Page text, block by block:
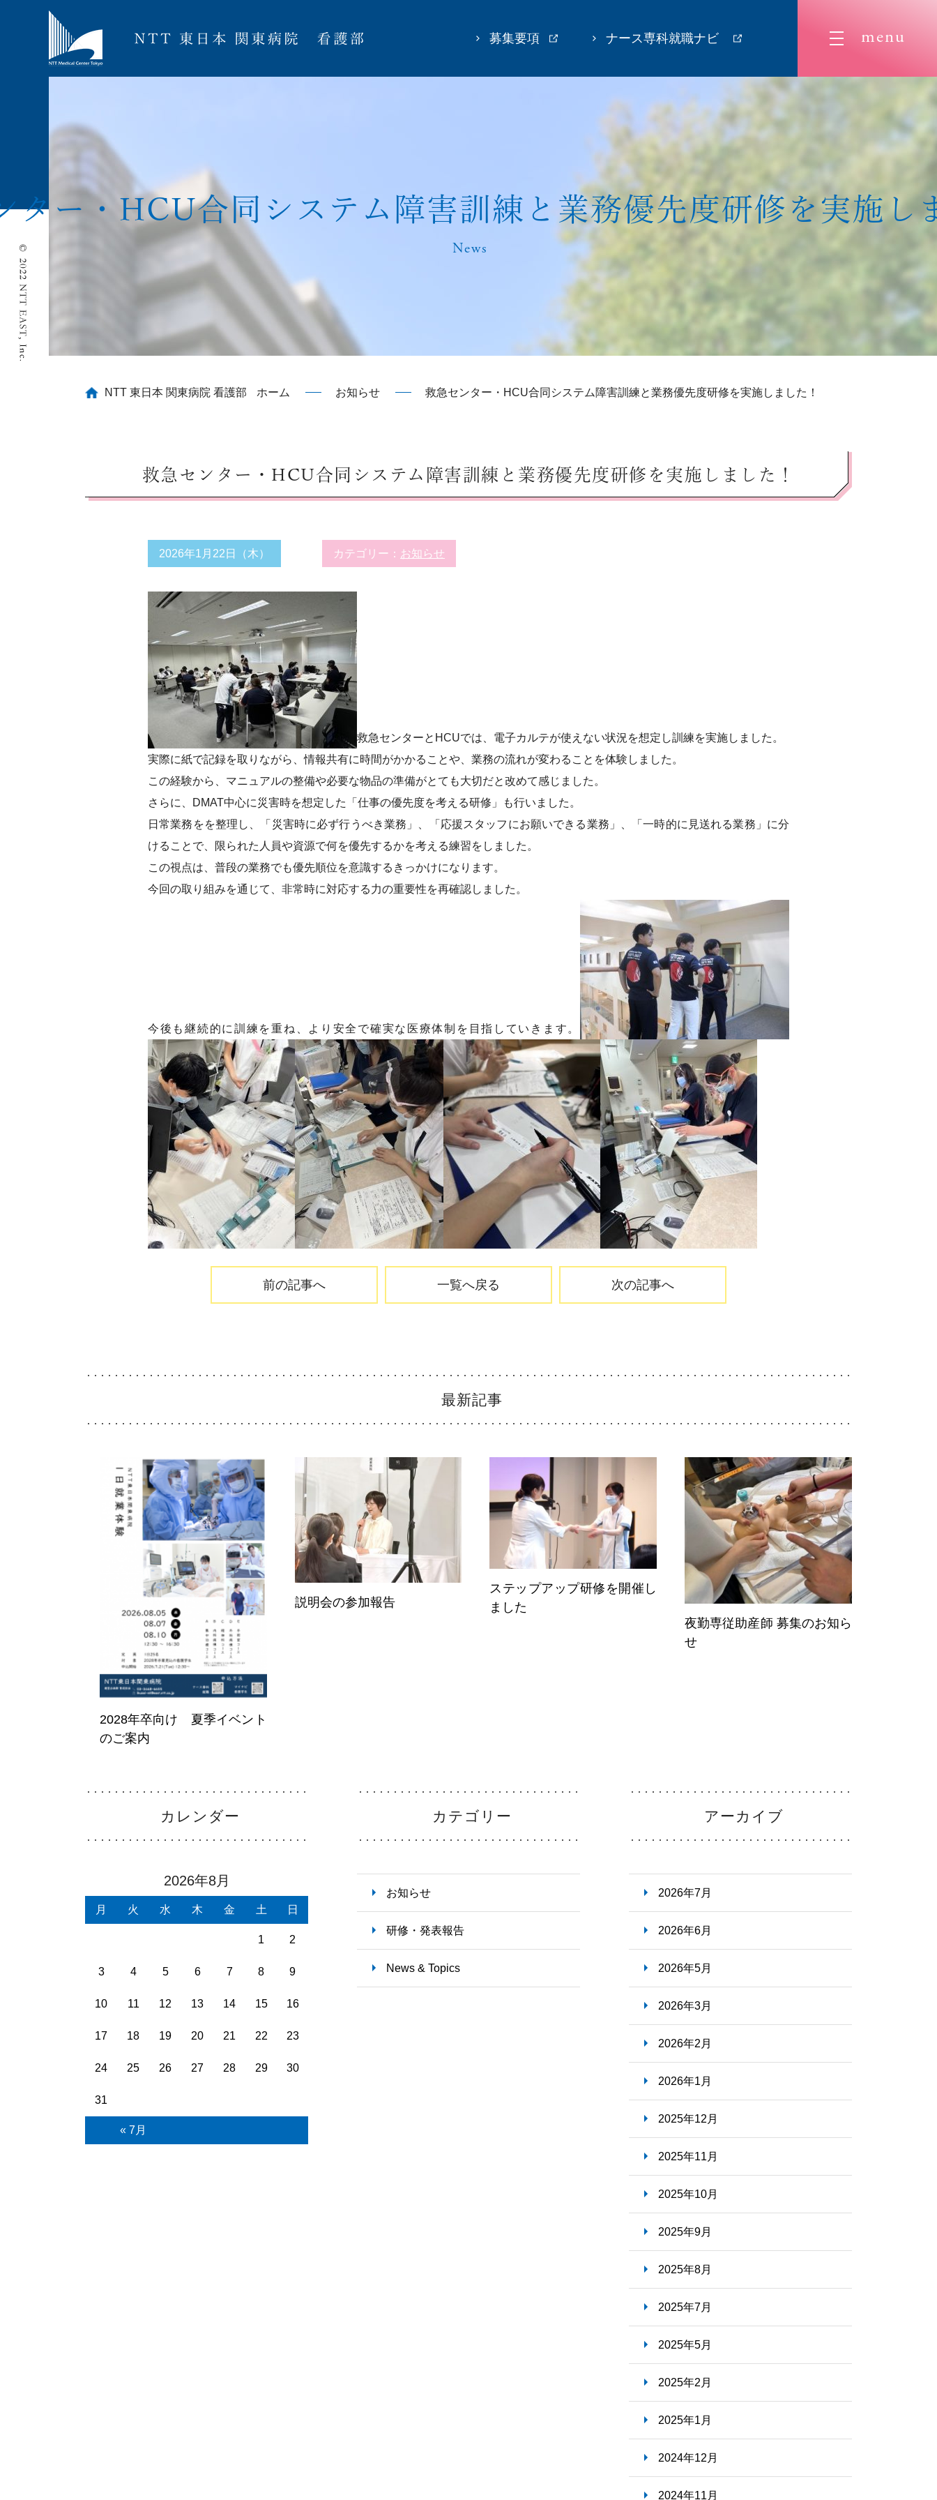
募集要項 ナース専科就職ナビ menu
部署紹介 Department インターンシップ・病院説明会 Information
お知らせ
タ ー ・ HCU合同 シ ス テ ム 障害訓 練 と 業務優先度研修 を 実施 し
News
NTT 東日本 関東病院 看護部 ホーム お知らせ 救急センター・HCU合同システム障害訓練と業務優先度研修を実施しました！
救急センター・HCU合同システム障害訓練と業務優先度研修を実施しました！
2026年1月22日（木） カテゴリー： お知らせ
救急センターとHCUでは、電子カルテが使えない状況を想定し訓練を実施しました。
実際に紙で記録を取りながら、情報共有に時間がかかることや、業務の流れが変わることを体験しました。
この経験から、マニュアルの整備や必要な物品の準備がとても大切だと改めて感じました。
さらに、DMAT中心に災害時を想定した「仕事の優先度を考える研修」も行いました。
日常業務をを整理し、「災害時に必ず行うべき業務」、「応援スタッフにお願いできる業務」、「一時的に見送れる業務」に分
けることで、限られた人員や資源で何を優先するかを考える練習をしました。
この視点は、普段の業務でも優先順位を意識するきっかけになります。
今回の取り組みを通じて、非常時に対応する力の重要性を再確認しました。
今後も継続的に訓練を重ね、より安全で確実な医療体制を目指していきます。
前の記事へ 一覧へ戻る 次の記事へ
最新記事
2028年卒向け 夏季イベント
のご案内
説明会の参加報告
ステップアップ研修を開催し
ました
夜勤専従助産師 募集のお知ら
せ
カレンダー
2026年8月
月 火 水 木 金 土 日
« 7月
1 2
3 4 5 6 7 8 9
10 11 12 13 14 15 16
17 18 19 20 21 22 23
24 25 26 27 28 29 30
31
カテゴリー
お知らせ
研修・発表報告
News & Topics
アーカイブ
2026年7月
2026年6月
2026年5月
2026年3月
2026年2月
2026年1月
2025年12月
2025年11月
2025年10月
2025年9月
2025年8月
2025年7月
2025年5月
2025年2月
2025年1月
2024年12月
2024年11月